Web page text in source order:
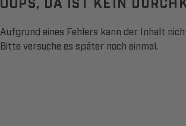
Aufgrund eines Fehlers kann der Inhalt
Bitte versuche es später noch einmal.